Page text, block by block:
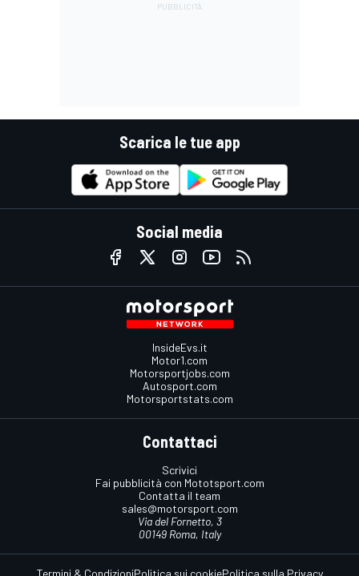
Scarica le tue app
Social media
InsideEvs.it
Motor1.com
Motorsportjobs.com
Autosport.com
Motorsportstats.com
Contattaci
Scrivici
Fai pubblicità con Mototsport.com
Contatta il team
sales@motorsport.com
Via del Fornetto, 3
00149 Roma, Italy
Termini & CondizioniPolitica sui cookiePolitica sulla Privacy